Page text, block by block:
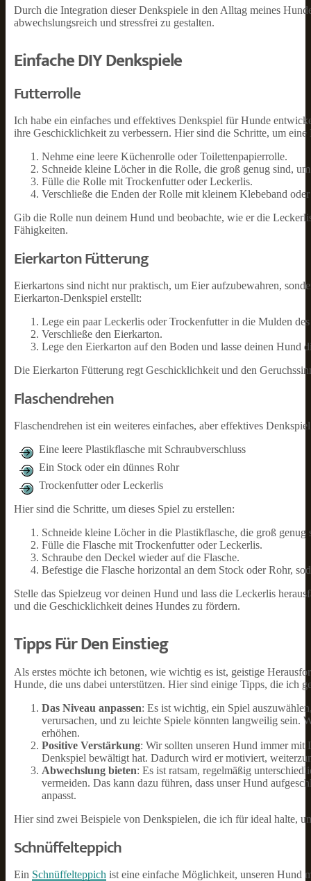
Durch die Integration dieser Denkspiele in den Alltag meines
abwechslungsreich und stressfrei zu gestalten.
Einfache DIY Denkspiele
Futterrolle
Ich habe ein einfaches und effektives Denkspiel für Hunde
ihre Geschicklichkeit zu verbessern. Hier sind die Schritte, um eine
Nehme eine leere Küchenrolle oder Toilettenpapierrolle.
Schneide kleine Löcher in die Rolle, die groß genug sind,
Fülle die Rolle mit Trockenfutter oder Leckerlis.
Verschließe die Enden der Rolle mit kleinem Klebeband oder
Gib die Rolle nun deinem Hund und beobachte, wie er die
Fähigkeiten.
Eierkarton Fütterung
Eierkartons sind nicht nur praktisch, um Eier aufzubewahren,
Eierkarton-Denkspiel erstellt:
Lege ein paar Leckerlis oder Trockenfutter in die Mulden
Verschließe den Eierkarton.
Lege den Eierkarton auf den Boden und lasse deinen Hund
Die Eierkarton Fütterung regt Geschicklichkeit und den
Flaschendrehen
Flaschendrehen ist ein weiteres einfaches, aber effektives
Eine leere Plastikflasche mit Schraubverschluss
Ein Stock oder ein dünnes Rohr
Trockenfutter oder Leckerlis
Hier sind die Schritte, um dieses Spiel zu erstellen:
Schneide kleine Löcher in die Plastikflasche, die groß
Fülle die Flasche mit Trockenfutter oder Leckerlis.
Schraube den Deckel wieder auf die Flasche.
Befestige die Flasche horizontal an dem Stock oder Rohr,
Stelle das Spielzeug vor deinen Hund und lass die Leckerlis
und die Geschicklichkeit deines Hundes zu fördern.
Tipps Für Den Einstieg
Als erstes möchte ich betonen, wie wichtig es ist, geistige
Hunde, die uns dabei unterstützen. Hier sind einige Tipps, die ich
Das Niveau anpassen: Es ist wichtig, ein Spiel
verursachen, und zu leichte Spiele könnten langweilig sein.
erhöhen.
Positive Verstärkung: Wir sollten unseren Hund immer mit
Denkspiel bewältigt hat. Dadurch wird er motiviert,
Abwechslung bieten: Es ist ratsam, regelmäßig
vermeiden. Das kann dazu führen, dass unser Hund
anpasst.
Hier sind zwei Beispiele von Denkspielen, die ich für ideal halte,
Schnüffelteppich
Ein Schnüffelteppich ist eine einfache Möglichkeit, unseren Hund